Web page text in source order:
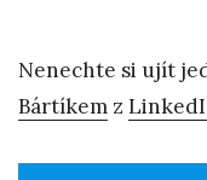
Nenechte si ujít
Bártíkem z